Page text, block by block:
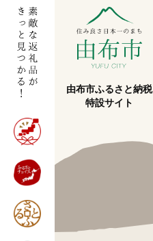
由布市ふるさと納税
特設サイト